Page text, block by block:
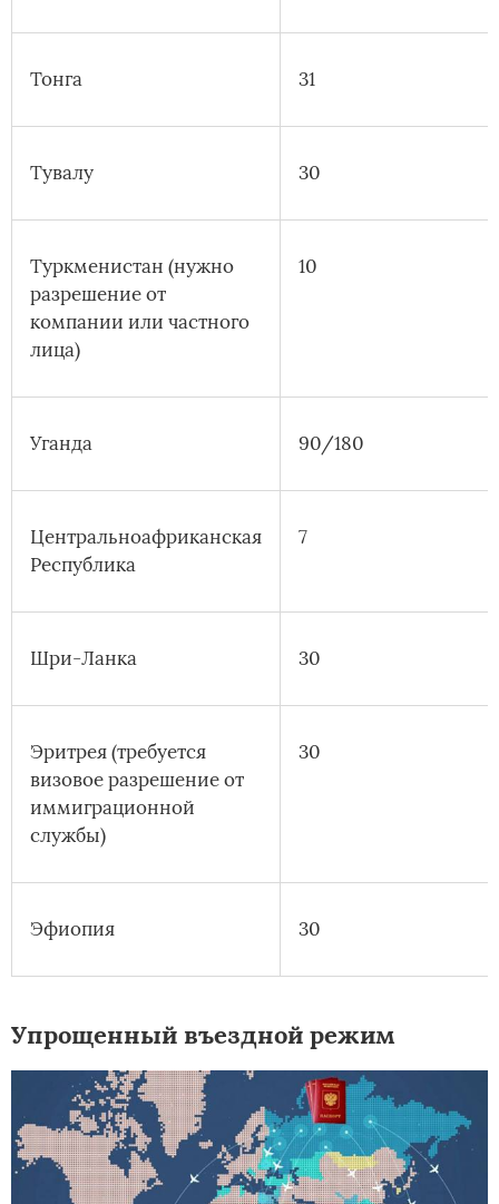
Тонга 31
Тувалу 30
Туркменистан (нужно
разрешение от
компании или частного
лица)
10
Уганда 90/180
Центральноафриканская
Республика
7
Шри-Ланка 30
Эритрея (требуется
визовое разрешение от
иммиграционной
службы)
30
Эфиопия 30
Упрощенный въездной режим